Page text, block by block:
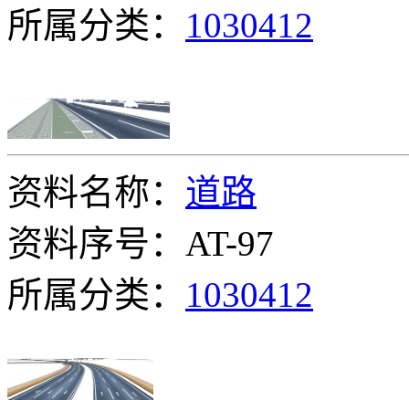
所属分类： 1030412
资料名称： 道路
资料序号：AT-97
所属分类： 1030412